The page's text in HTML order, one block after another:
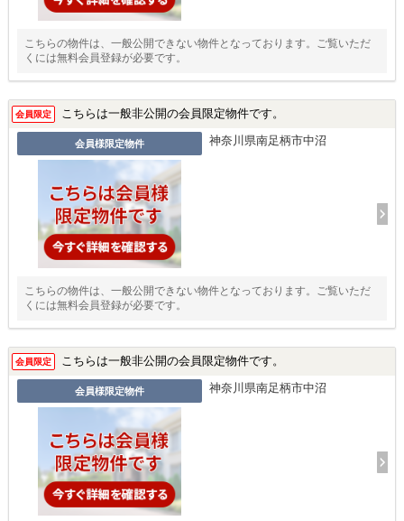
こちらの物件は、一般公開できない物件となっております。ご覧いただ
くには無料会員登録が必要です。
会員限定 こちらは一般非公開の会員限定物件です。
会員様限定物件 神奈川県南足柄市中沼
こちらの物件は、一般公開できない物件となっております。ご覧いただ
くには無料会員登録が必要です。
会員限定 こちらは一般非公開の会員限定物件です。
会員様限定物件 神奈川県南足柄市中沼